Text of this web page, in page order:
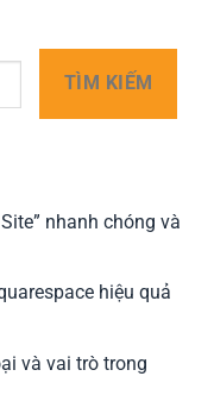
TÌM KIẾM
nhanh chóng và
hiệu quả
và vai trò trong